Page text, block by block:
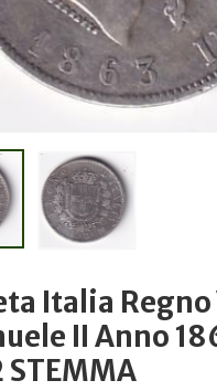
Italia
II Anno
STEMMA